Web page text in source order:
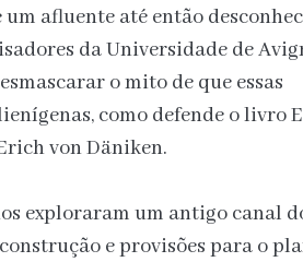
um afluente até então
da Universidade de
o mito de que essas
como defende o livro
von Däniken.
exploraram um antigo canal
e provisões para o